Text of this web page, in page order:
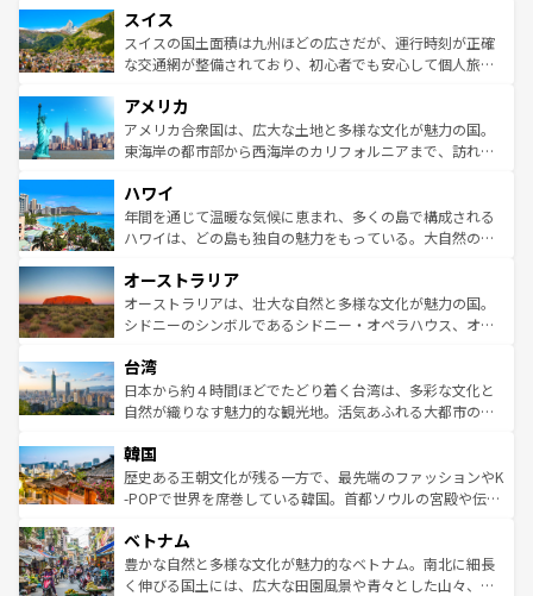
れる地方に足を運ぶとそれぞれで全く異なる文化を体験で
きるだろう。 なお、新着のフランス情報はコンテンツ一覧
を参照してほしい。
は、お酒好きな人にはぜひ体験してほしい。 なお、新着の
ドイツ情報はコンテンツ一覧を参照してほしい。
リアごとに異なる魅力がある。また、優雅なアフタヌーン
ティー、ビール好きにはたまらない英国パブ、サッカー観
戦など、本場だからこそできる体験も豊富。イギリスを旅
ンツ一覧を参照してほしい。
スイス
スイスの国土面積は九州ほどの広さだが、運行時刻が正確
な交通網が整備されており、初心者でも安心して個人旅行
の建物がそのまま残る町や、スイスならではのユニークな
博物館もあり、アルプス観光だけでなく町歩きも満喫する
ことができる。国民の所得が高いため物価も高いが、旅行
ば市内交通費無料で観光を楽しむこともできる。 なお、新
着のスイス情報はコンテンツ一覧 を参照してほしい。
アメリカ
アメリカ合衆国は、広大な土地と多様な文化が魅力の国。
東海岸の都市部から西海岸のカリフォルニアまで、訪れる
のような巨大都市は、観光、ショッピング、エンターテイ
ンメントが詰まった刺激的なスポットだ。一方、アメリカ
西部には大自然が広がり、グランドキャニオンやイエロー
部のニューオーリンズでは、音楽と美食が融合した独特の
文化が魅力。旅行者はアメリカの各地域で異なる魅力を楽
しみながら、その多様性と豊かな歴史を感じることができ
ならではの贅沢な旅のスタイルだ。 なお、新着のアメリカ
情報はコンテンツ一覧を参照してほしい。
ハワイ
年間を通じて温暖な気候に恵まれ、多くの島で構成される
ハワイは、どの島も独自の魅力をもっている。大自然の神
ワイ島は見逃せない。また、定番の観光地といえばオアフ
島だが、静かな自然を求めるならマウイ島やカウアイ島が
おすすめ。エメラルドグリーンに輝く海をはじめ、豊かな
れるおもてなしの心で訪れる人々を迎えてくれるハワイの
人々、おいしいローカルフードやハワイアンミュージッ
ク、伝統的なフラダンスなど、すべてがハワイの魅力を彩
ワイを、存分に味わってほしい。 なお、新着のハワイ情報
はコンテンツ一覧を参照してほしい。
オーストラリア
オーストラリアは、壮大な自然と多様な文化が魅力の国。
シドニーのシンボルであるシドニー・オペラハウス、オー
リアリーフや大陸中央部にそびえるウルル（エアーズロッ
ク）、タスマニアの美しい原生林やケアンズの熱帯雨林な
ど、見どころがたくさん。また、カフェやワイン、オージ
いる。アクティビティも充実しており、サーフィンやダイ
ビング、ハイキングなど、アウトドア好きにはたまらな
い。オーストラリアの多彩な魅力を存分に味わいつくそ
参照してほしい。
台湾
日本から約４時間ほどでたどり着く台湾は、多彩な文化と
自然が織りなす魅力的な観光地。活気あふれる大都市の台
ン）、静ひつな山岳地帯である台湾東部など、都市の喧騒
と山間の静けさが共存しており、訪れる人に新しい発見と
驚きをもたらしてくれる。また、奥深い台湾の食文化も魅
容にもいいと評判のスイーツなど、バラエティ豊かな料理
が味わえる。 なお、新着の台湾情報は コンテンツ一覧を参
照してほしい。
韓国
歴史ある王朝文化が残る一方で、最先端のファッションやK
-POPで世界を席巻している韓国。首都ソウルの宮殿や伝統
き、地方に足を延ばせば四季折々の自然美を楽しむことが
できる。そして、キムチや焼肉、絶品のストリートフード
まで、さまざまな韓国料理が待っている。夜には、韓国な
ベトナム
豊かな自然と多様な文化が魅力的なベトナム。南北に細長
く伸びる国土には、広大な田園風景や青々とした山々、世